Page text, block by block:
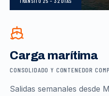
Carga marítima
CONSOLIDADO Y CONTENEDOR
Salidas semanales desde